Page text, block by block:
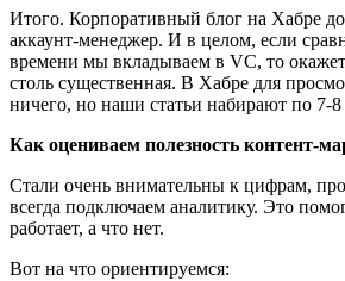
Итого. Корпоративный блог на Хабре
аккаунт-менеджер. И в целом, если
времени мы вкладываем в VC, то
столь существенная. В Хабре для
ничего, но наши статьи набирают по 7-
Как оцениваем полезность контент-
Стали очень внимательны к цифрам,
всегда подключаем аналитику. Это
работает, а что нет.
Вот на что ориентируемся: